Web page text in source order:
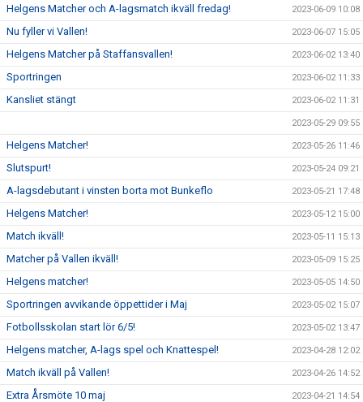
Helgens Matcher och A-lagsmatch ikväll fredag! 2023-06-09 10:08
Nu fyller vi Vallen! 2023-06-07 15:05
Helgens Matcher på Staffansvallen! 2023-06-02 13:40
Sportringen 2023-06-02 11:33
Kansliet stängt 2023-06-02 11:31
2023-05-29 09:55
Helgens Matcher! 2023-05-26 11:46
Slutspurt! 2023-05-24 09:21
A-lagsdebutant i vinsten borta mot Bunkeflo 2023-05-21 17:48
Helgens Matcher! 2023-05-12 15:00
Match ikväll! 2023-05-11 15:13
Matcher på Vallen ikväll! 2023-05-09 15:25
Helgens matcher! 2023-05-05 14:50
Sportringen avvikande öppettider i Maj 2023-05-02 15:07
Fotbollsskolan start lör 6/5! 2023-05-02 13:47
Helgens matcher, A-lags spel och Knattespel! 2023-04-28 12:02
Match ikväll på Vallen! 2023-04-26 14:52
Extra Årsmöte 10 maj 2023-04-21 14:54